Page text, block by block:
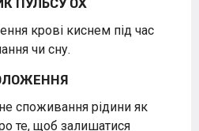
ПУЛЬСУ OX
крові киснем під час
чи сну.
споживання рідини як
те, щоб залишатися